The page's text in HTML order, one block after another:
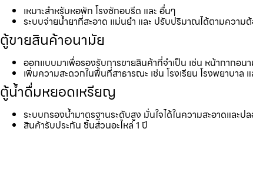
เหมาะสำหรับหอพัก โรงซักอบรีด และ อื่นๆ
ระบบจ่ายน้ำยาที่สะอาด แม่นยำ และ ปรับปริมาณได้ตามความ
ตู้ขายสินค้าอนามัย
ออกแบบมาเพื่อรองรับการขายสินค้าที่จำเป็น เช่น หน้ากากอ
เพิ่มความสะดวกในพื้นที่สาธารณะ เช่น โรงเรียน โรงพยาบาล
ตู้น้ำดื่มหยอดเหรียญ
ระบบกรองน้ำมาตรฐานระดับสูง มั่นใจได้ในความสะอาดและป
สินค้ารับประกัน ชิ้นส่วนอะไหล่ 1 ปี